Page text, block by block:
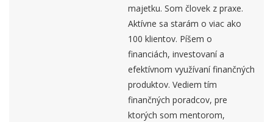
majetku. Som človek z praxe.
Aktívne sa starám o viac ako
100 klientov. Píšem o
financiách, investovaní a
efektívnom využívaní finančných
produktov. Vediem tím
finančných poradcov, pre
ktorých som mentorom,